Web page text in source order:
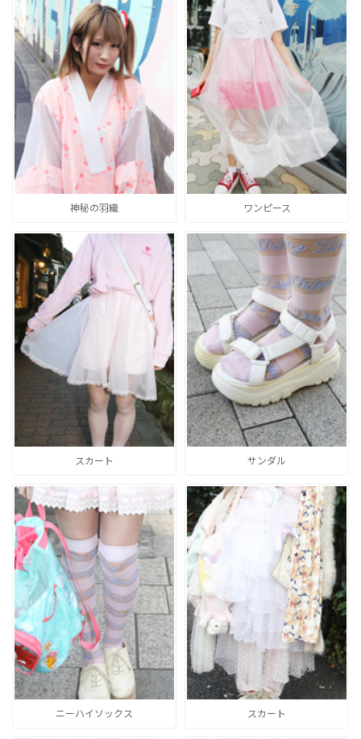
神秘の羽織 ワンピース
スカート サンダル
ニーハイソックス スカート